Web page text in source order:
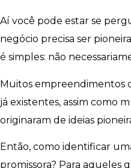
Aí você pode estar se
negócio precisa ser
é simples: não
Muitos empreendimentos
já existentes, assim como
originaram de ideias
Então, como identificar
promissora? Para aqueles